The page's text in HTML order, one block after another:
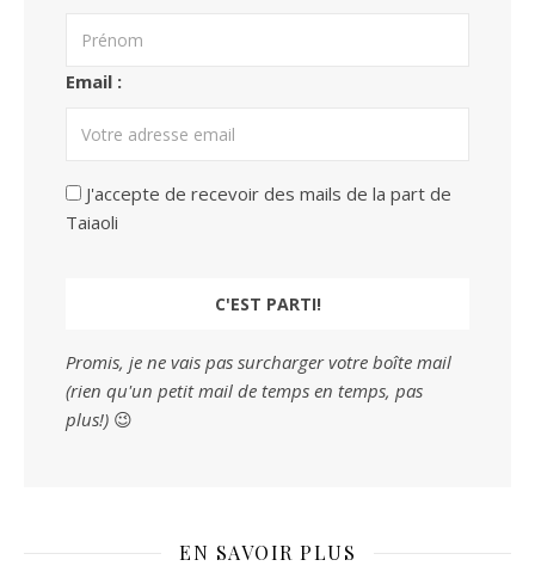
Email :
J'accepte de recevoir des mails de la part de
Taiaoli
Promis, je ne vais pas surcharger votre boîte mail
(rien qu'un petit mail de temps en temps, pas
plus!) 😉
EN SAVOIR PLUS